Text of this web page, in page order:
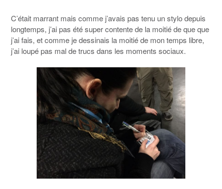
C’était marrant mais comme j’avais pas tenu un stylo depuis
longtemps, j’ai pas été super contente de la moitié de que que
j’ai fais, et comme je dessinais la moitié de mon temps libre,
j’ai loupé pas mal de trucs dans les moments sociaux.